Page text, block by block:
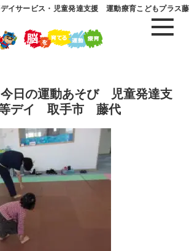
イサービス・児童発達支援 運動療育こどもプラス藤
日の運動あそび 児童発達支
デイ 取手市 藤代